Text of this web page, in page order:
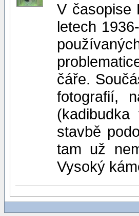
V časopise
letech
čáře.
fotografií,
stavbě
tam už
Vysoký